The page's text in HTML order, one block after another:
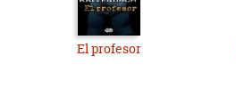
El profesor